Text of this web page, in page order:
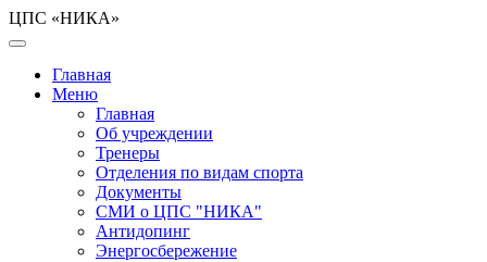
ЦПС «НИКА»
Главная
Меню
Главная
Об учреждении
Тренеры
Отделения по видам спорта
Документы
СМИ о ЦПС "НИКА"
Антидопинг
Энергосбережение